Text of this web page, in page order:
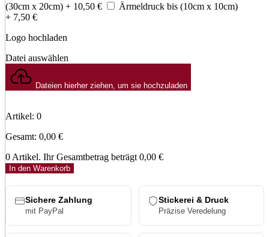
(30cm x 20cm) + 10,50 €
Ärmeldruck bis (10cm x 10cm)
+ 7,50 €
Logo hochladen
Datei auswählen
Dateien hierher ziehen, um sie hochzuladen
Artikel: 0
Gesamt: 0,00 €
0 Artikel. Ihr Gesamtbetrag beträgt 0,00 €
In den Warenkorb
Sichere Zahlung
mit PayPal
Stickerei & Druck
Präzise Veredelung